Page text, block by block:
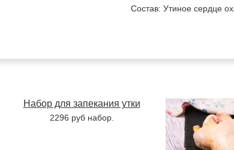
Состав: Утиное сердце
Набор для запекания утки
2296 руб набор.